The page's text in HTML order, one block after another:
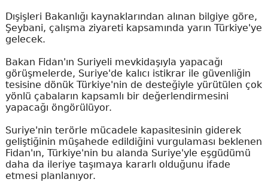
Dışişleri Bakanlığı kaynaklarından alınan bilgiye göre,
Şeybani, çalışma ziyareti kapsamında yarın Türkiye'ye
gelecek.
Bakan Fidan'ın Suriyeli mevkidaşıyla yapacağı
görüşmelerde, Suriye'de kalıcı istikrar ile güvenliğin
tesisine dönük Türkiye'nin de desteğiyle yürütülen çok
yönlü çabaların kapsamlı bir değerlendirmesini
yapacağı öngörülüyor.
Suriye'nin terörle mücadele kapasitesinin giderek
geliştiğinin müşahede edildiğini vurgulaması beklenen
Fidan'ın, Türkiye'nin bu alanda Suriye'yle eşgüdümü
daha da ileriye taşımaya kararlı olduğunu ifade
etmesi planlanıyor.